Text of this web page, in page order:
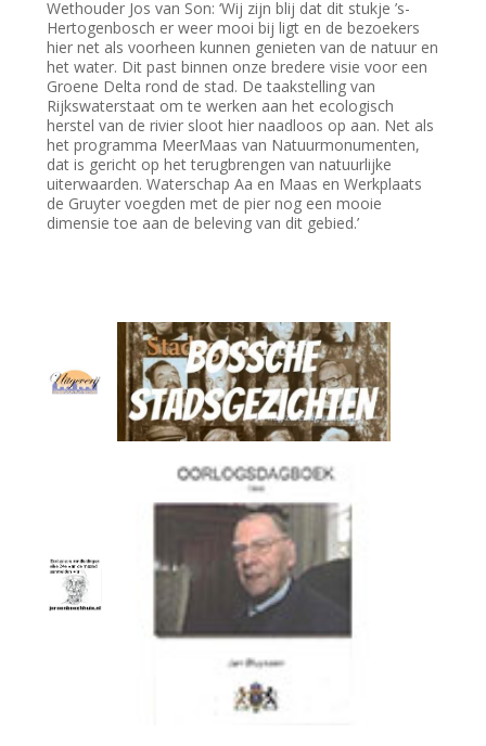
Wethouder Jos van Son: ‘Wij zijn blij dat dit stukje ’s-
Hertogenbosch er weer mooi bij ligt en de bezoekers
hier net als voorheen kunnen genieten van de natuur en
het water. Dit past binnen onze bredere visie voor een
Groene Delta rond de stad. De taakstelling van
Rijkswaterstaat om te werken aan het ecologisch
herstel van de rivier sloot hier naadloos op aan. Net als
het programma MeerMaas van Natuurmonumenten,
dat is gericht op het terugbrengen van natuurlijke
uiterwaarden. Waterschap Aa en Maas en Werkplaats
de Gruyter voegden met de pier nog een mooie
dimensie toe aan de beleving van dit gebied.’